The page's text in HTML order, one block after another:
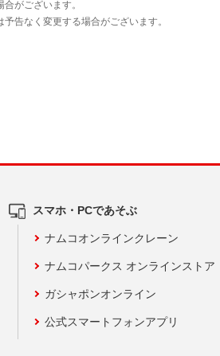
スマホ・PCであそぶ
ナムコオンラインクレーン
ナムコパークス オンラインストア
ガシャポンオンライン
公式スマートフォンアプリ